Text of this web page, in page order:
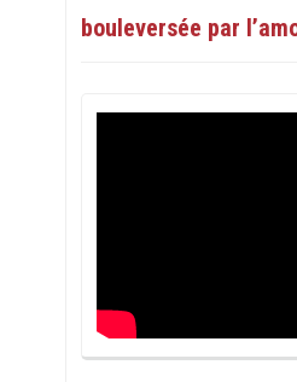
bouleversée par